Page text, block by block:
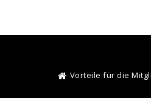
Vorteile für die